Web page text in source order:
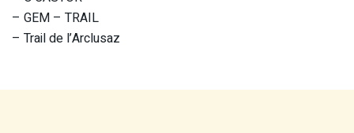
– GEM – TRAIL
– Trail de l’Arclusaz